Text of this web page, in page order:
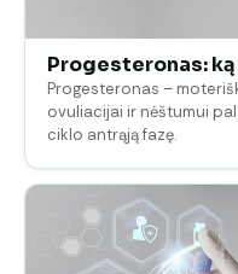
Progesteronas:
Progesteronas –
ovuliacijai ir nėštumui
ciklo antrąją fazę.